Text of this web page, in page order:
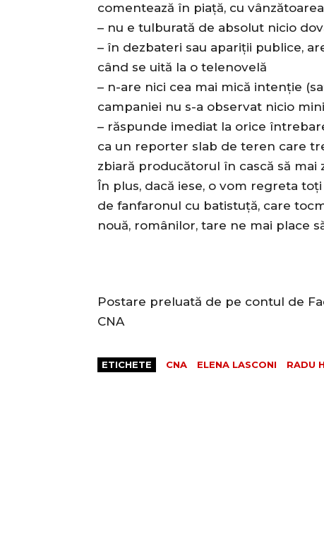
comentează în piață, cu
– nu e tulburată de absolut nicio
– în dezbateri sau apariții publice,
când se uită la o telenovelă
– n-are nici cea mai mică intenție
campaniei nu s-a observat nicio
– răspunde imediat la orice
ca un reporter slab de teren care
zbiară producătorul în cască să mai
În plus, dacă iese, o vom regreta
de fanfaronul cu batistuță, care
nouă, românilor, tare ne mai place
Postare preluată de pe contul de
CNA
ETICHETE CNA ELENA LASCONI RADU